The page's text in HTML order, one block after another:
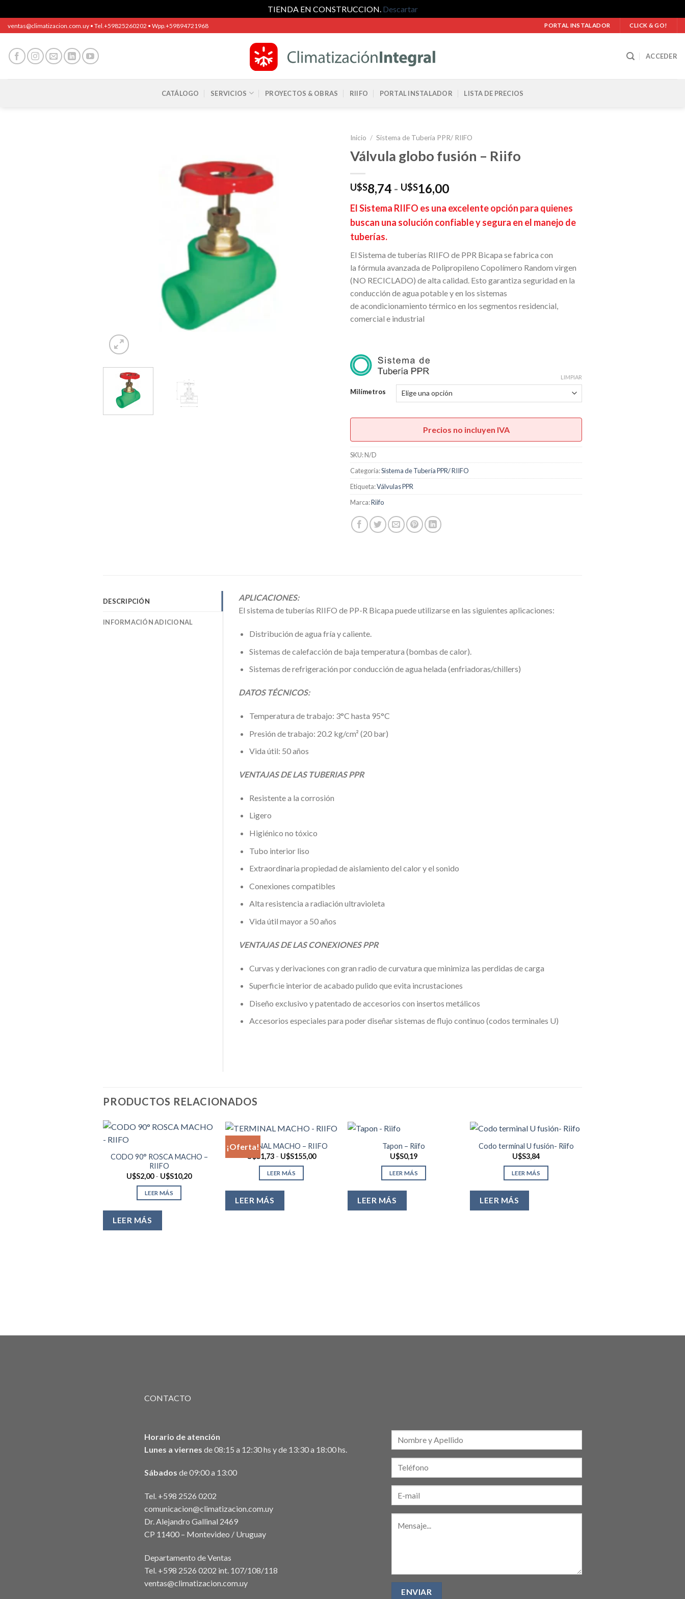
TIENDA EN CONSTRUCCION. Descartar
Saltar
al
contenido
ventas@climatizacion.com.uy • Tel.+59825260202 • Wpp.+59894721968 PORTAL INSTALADOR CLICK & GO!
ACCEDER
CATÁLOGO SERVICIOS PROYECTOS & OBRAS RIIFO PORTAL INSTALADOR LISTA DE PRECIOS
Inicio / Sistema de Tubería PPR/ RIIFO
Válvula globo fusión – Riifo
U$S8,74 - U$S16,00Rango
precios:
desde
hasta
U$S16,00
El Sistema RIIFO es una excelente opción para quienes
buscan una solución confiable y segura en el manejo de
tuberías.
El Sistema de tuberías RIIFO de PPR Bicapa se fabrica con
la fórmula avanzada de Polipropileno Copolímero Random virgen
(NO RECICLADO) de alta calidad. Esto garantiza seguridad en la
conducción de agua potable y en los sistemas
de acondicionamiento térmico en los segmentos residencial,
comercial e industrial
Milímetros
LIMPIAR
Precios no incluyen IVA
SKU:N/D
Categoría:Sistema de Tubería PPR/ RIIFO
Etiqueta:Válvulas PPR
Marca:Riifo
DESCRIPCIÓN
INFORMACIÓN ADICIONAL
APLICACIONES:
El sistema de tuberías RIIFO de PP-R Bicapa puede utilizarse en las siguientes aplicaciones:
Distribución de agua fría y caliente.
Sistemas de calefacción de baja temperatura (bombas de calor).
Sistemas de refrigeración por conducción de agua helada (enfriadoras/chillers)
DATOS TÉCNICOS:
Temperatura de trabajo: 3°C hasta 95°C
Presión de trabajo: 20.2 kg/cm² (20 bar)
Vida útil: 50 años
VENTAJAS DE LAS TUBERIAS PPR
Resistente a la corrosión
Ligero
Higiénico no tóxico
Tubo interior liso
Extraordinaria propiedad de aislamiento del calor y el sonido
Conexiones compatibles
Alta resistencia a radiación ultravioleta
Vida útil mayor a 50 años
VENTAJAS DE LAS CONEXIONES PPR
Curvas y derivaciones con gran radio de curvatura que minimiza las perdidas de carga
Superficie interior de acabado pulido que evita incrustaciones
Diseño exclusivo y patentado de accesorios con insertos metálicos
Accesorios especiales para poder diseñar sistemas de flujo continuo (codos terminales U)
PRODUCTOS RELACIONADOS
CODO 90° ROSCA MACHO –
RIIFO
U$S2,00 - U$S10,20Rango
LEER MÁS
LEER MÁS
¡Oferta!
TERMINAL MACHO – RIIFO
U$S1,73 - U$S155,00Rango
LEER MÁS
LEER MÁS
Tapon – Riifo
U$S0,19
LEER MÁS
LEER MÁS
Codo terminal U fusión- Riifo
U$S3,84
LEER MÁS
LEER MÁS
CONTACTO
Horario de atención
Lunes a viernes de 08:15 a 12:30 hs y de 13:30 a 18:00 hs.
Sábados de 09:00 a 13:00
Tel. +598 2526 0202
comunicacion@climatizacion.com.uy
Dr. Alejandro Gallinal 2469
CP 11400 – Montevideo / Uruguay
Departamento de Ventas
Tel. +598 2526 0202 int. 107/108/118
ventas@climatizacion.com.uy